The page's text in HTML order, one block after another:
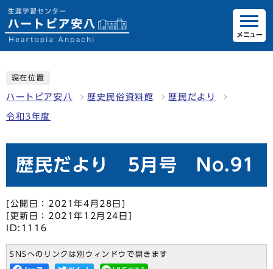
メニュー
現在位置
ハートピア安八 歴史民俗資料館 歴民だより
令和3年度
歴民だより 5月号 No.91
[公開日：2021年4月28日]
[更新日：2021年12月24日]
ID:1116
SNSへのリンクは別ウィンドウで開きます